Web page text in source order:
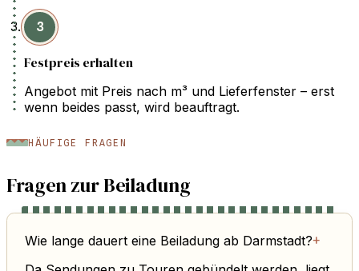
3
Festpreis erhalten
Angebot mit Preis nach m³ und Lieferfenster – erst
wenn beides passt, wird beauftragt.
HÄUFIGE FRAGEN
Fragen zur Beiladung
Wie lange dauert eine Beiladung ab Darmstadt?+